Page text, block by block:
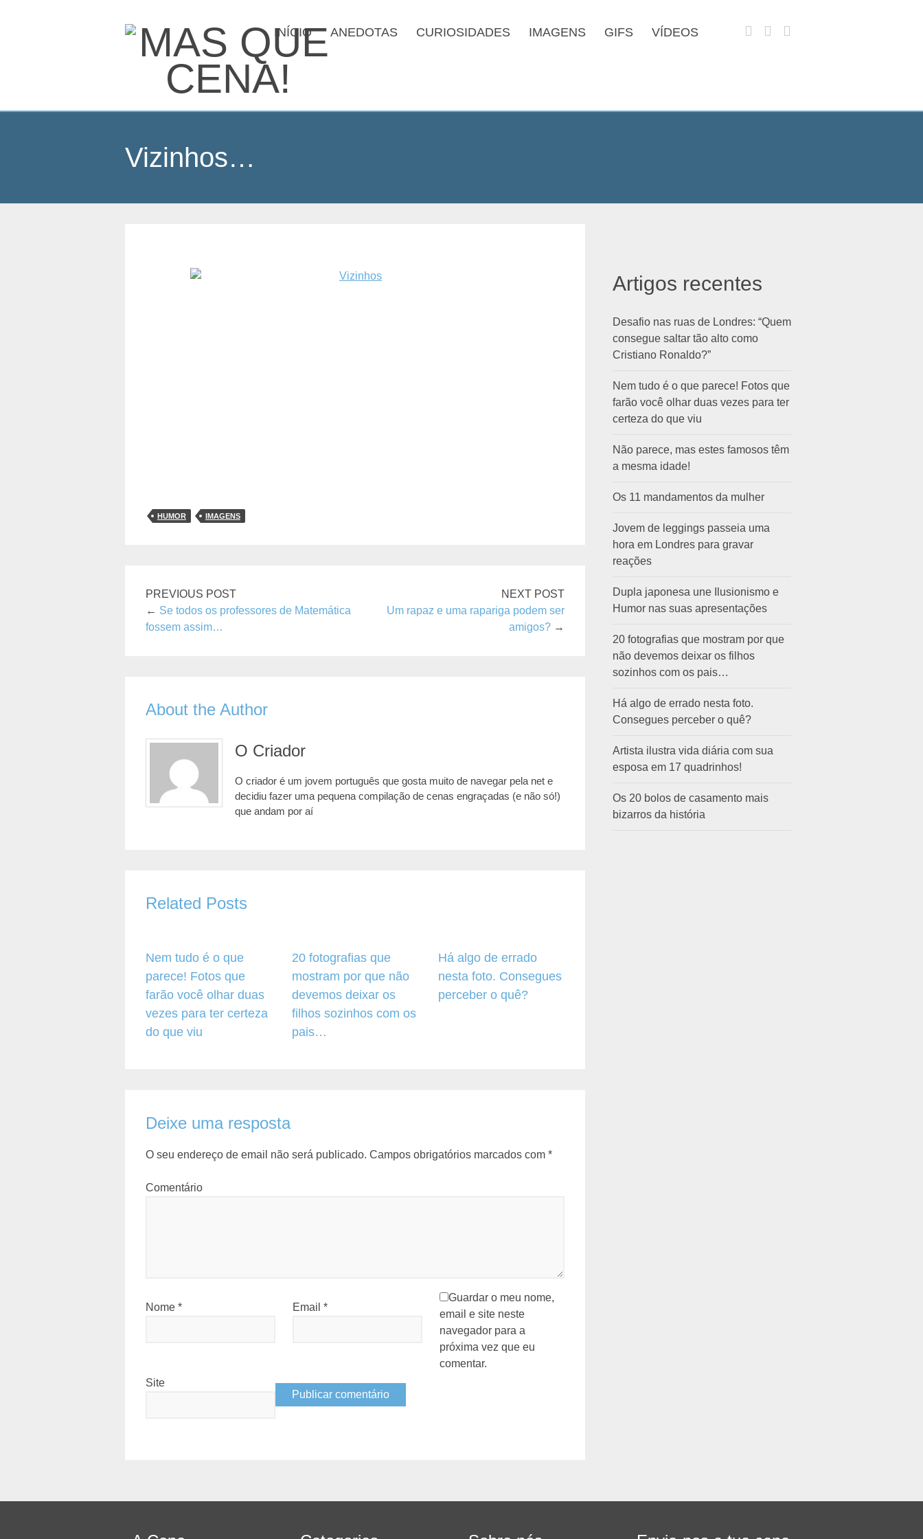
INÍCIO ANEDOTAS CURIOSIDADES IMAGENS GIFS VÍDEOS
Vizinhos…
HUMOR IMAGENS
PREVIOUS POST
← Se todos os professores de Matemática
fossem assim…
NEXT POST
Um rapaz e uma rapariga podem ser
amigos? →
About the Author
O Criador
O criador é um jovem português que gosta muito de navegar pela net e
decidiu fazer uma pequena compilação de cenas engraçadas (e não só!)
que andam por aí
Related Posts
Nem tudo é o que
parece! Fotos que
farão você olhar duas
vezes para ter certeza
do que viu
20 fotografias que
mostram por que não
devemos deixar os
filhos sozinhos com os
pais…
Há algo de errado
nesta foto. Consegues
perceber o quê?
Deixe uma resposta
O seu endereço de email não será publicado. Campos obrigatórios marcados com *
Comentário
Nome * Email*
Site
Guardar o meu nome,
email e site neste
navegador para a
próxima vez que eu
comentar.
Artigos recentes
Desafio nas ruas de Londres: “Quem
consegue saltar tão alto como
Cristiano Ronaldo?”
Nem tudo é o que parece! Fotos que
farão você olhar duas vezes para ter
certeza do que viu
Não parece, mas estes famosos têm
a mesma idade!
Os 11 mandamentos da mulher
Jovem de leggings passeia uma
hora em Londres para gravar
reações
Dupla japonesa une Ilusionismo e
Humor nas suas apresentações
20 fotografias que mostram por que
não devemos deixar os filhos
sozinhos com os pais…
Há algo de errado nesta foto.
Consegues perceber o quê?
Artista ilustra vida diária com sua
esposa em 17 quadrinhos!
Os 20 bolos de casamento mais
bizarros da história